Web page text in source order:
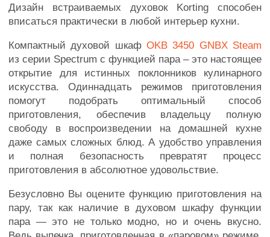
Дизайн встраиваемых духовок Korting способен
вписаться практически в любой интерьер кухни.
Компактный духовой шкаф OKB 3450 GNBX Steam
из серии Spectrum с функцией пара – это настоящее
открытие для истинных поклонников кулинарного
искусства. Одиннадцать режимов приготовления
помогут подобрать оптимальный способ
приготовления, обеспечив владельцу полную
свободу в воспроизведении на домашней кухне
даже самых сложных блюд. А удобство управления
и полная безопасность превратят процесс
приготовления в абсолютное удовольствие.
Безусловно Вы оцените функцию приготовления на
пару, так как наличие в духовом шкафу функции
пара — это не только модно, но и очень вкусно.